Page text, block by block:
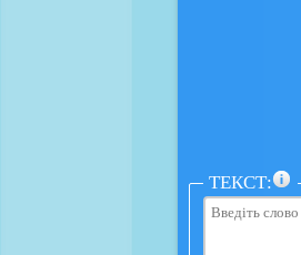
ТЕКСТ: